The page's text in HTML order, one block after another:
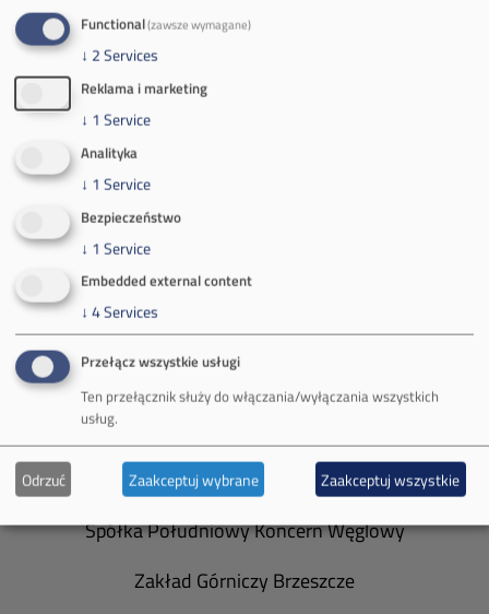
Zakład Górniczy Brzeszcze
32-620 Brzeszcze
(poniedziałek-piątek 7:00-15:00)
Władze spółki
Spółka Południowy Koncern Węglowy
Zakład Górniczy Brzeszcze
Functional(zawsze wymagane)
↓ 2Services
Reklama i marketing
↓ 1 Service
Analityka
↓ 1 Service
Bezpieczeństwo
↓ 1 Service
Embedded external content
↓ 4Services
Przełącz wszystkie usługi
Ten przełącznik służy do włączania/wyłączania wszystkich
usług.
Odrzuć Zaakceptuj wybrane Zaakceptuj wszystkie